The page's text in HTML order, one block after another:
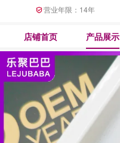
营业年限： 14年
店铺首页 产品展示